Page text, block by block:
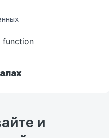
function
и